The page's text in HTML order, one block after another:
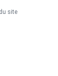
site